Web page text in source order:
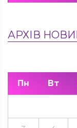
АРХІВ
Пн Вт